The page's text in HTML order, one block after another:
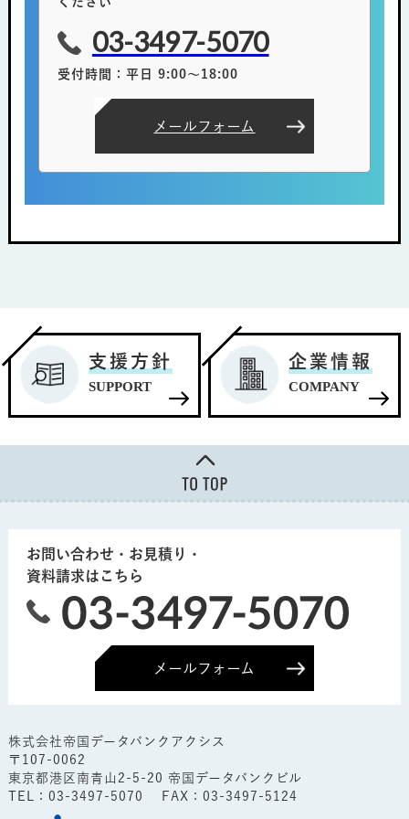
03-3497-5070
受付時間：平日 9:00～18:00
メールフォーム
支援方針
SUPPORT
企業情報
COMPANY
お問い合わせ・お見積り・
資料請求はこちら
メールフォーム
株式会社帝国データバンクアクシス
〒107-0062
東京都港区南青山2-5-20 帝国データバンクビル
TEL： 03-3497-5070 FAX：03-3497-5124